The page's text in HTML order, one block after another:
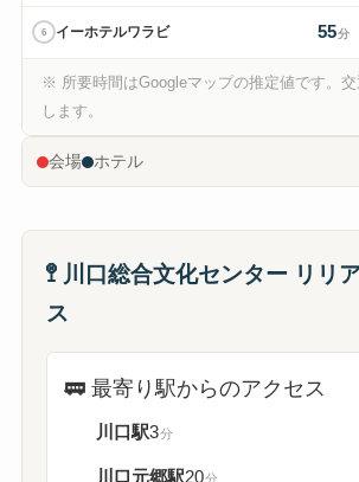
6 イーホテルワラビ 55分
※ 所要時間はGoogleマップの推定値です。
します。
⚑
1
2
3
4
5
6
会場 ホテル
🚏 川口総合文化センター リリ
ス
🚃最寄り駅からのアクセス
川口駅3分
川口元郷駅20分